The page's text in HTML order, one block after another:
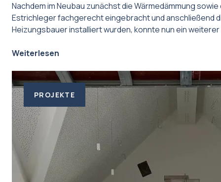
Nachdem im Neubau zunächst die Wärmedämmung
Estrichleger fachgerecht eingebracht und anschließend
Heizungsbauer installiert wurden, konnte nun ein
Weiterlesen
PROJEKTE